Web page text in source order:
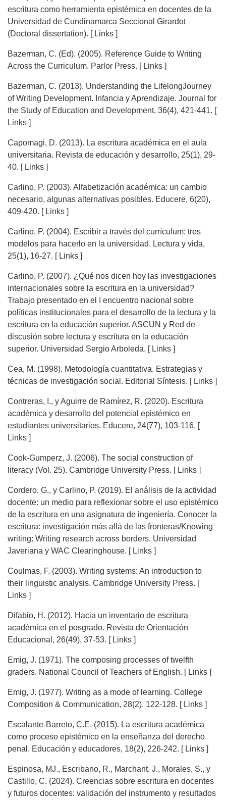
escritura como herramienta epistémica en docentes de la
Universidad de Cundinamarca Seccional Girardot
(Doctoral dissertation). [ Links ]
Bazerman, C. (Ed). (2005). Reference Guide to Writing
Across the Curriculum. Parlor Press. [ Links ]
Bazerman, C. (2013). Understanding the LifelongJourney
of Writing Development. Infancia y Aprendizaje. Journal for
the Study of Education and Development, 36(4), 421-441. [
Links ]
Capomagi, D. (2013). La escritura académica en el aula
universitaria. Revista de educación y desarrollo, 25(1), 29-
40. [ Links ]
Carlino, P. (2003). Alfabetización académica: un cambio
necesario, algunas alternativas posibles. Educere, 6(20),
409-420. [ Links ]
Carlino, P. (2004). Escribir a través del currículum: tres
modelos para hacerlo en la universidad. Lectura y vida,
25(1), 16-27. [ Links ]
Carlino, P. (2007). ¿Qué nos dicen hoy las investigaciones
internacionales sobre la escritura en la universidad?
Trabajo presentado en el I encuentro nacional sobre
políticas institucionales para el desarrollo de la lectura y la
escritura en la educación superior. ASCUN y Red de
discusión sobre lectura y escritura en la educación
superior. Universidad Sergio Arboleda. [ Links ]
Cea, M. (1998). Metodología cuantitativa. Estrategias y
técnicas de investigación social. Editorial Síntesis. [ Links ]
Contreras, I., y Aguirre de Ramírez, R. (2020). Escritura
académica y desarrollo del potencial epistémico en
estudiantes universitarios. Educere, 24(77), 103-116. [
Links ]
Cook-Gumperz, J. (2006). The social construction of
literacy (Vol. 25). Cambridge University Press. [ Links ]
Cordero, G., y Carlino, P. (2019). El análisis de la actividad
docente: un medio para reflexionar sobre el uso epistémico
de la escritura en una asignatura de ingeniería. Conocer la
escritura: investigación más allá de las fronteras/Knowing
writing: Writing research across borders. Universidad
Javeriana y WAC Clearinghouse. [ Links ]
Coulmas, F. (2003). Writing systems: An introduction to
their linguistic analysis. Cambridge University Press. [
Links ]
Difabio, H. (2012). Hacia un inventario de escritura
académica en el posgrado. Revista de Orientación
Educacional, 26(49), 37-53. [ Links ]
Emig, J. (1971). The composing processes of twelfth
graders. National Council of Teachers of English. [ Links ]
Emig, J. (1977). Writing as a mode of learning. College
Composition & Communication, 28(2), 122-128. [ Links ]
Escalante-Barreto, C.E. (2015). La escritura académica
como proceso epistémico en la enseñanza del derecho
penal. Educación y educadores, 18(2), 226-242. [ Links ]
Espinosa, MJ., Escribano, R., Marchant, J., Morales, S., y
Castillo, C. (2024). Creencias sobre escritura en docentes
y futuros docentes: validación del instrumento y resultados